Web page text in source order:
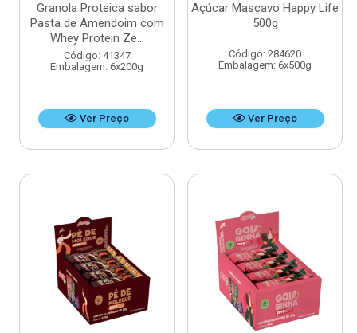
Granola Proteica sabor
Pasta de Amendoim com
Whey Protein Ze...
Código: 41347
Embalagem: 6x200g
Ver Preço
Açúcar Mascavo Happy Life
500g
Código: 284620
Embalagem: 6x500g
Ver Preço